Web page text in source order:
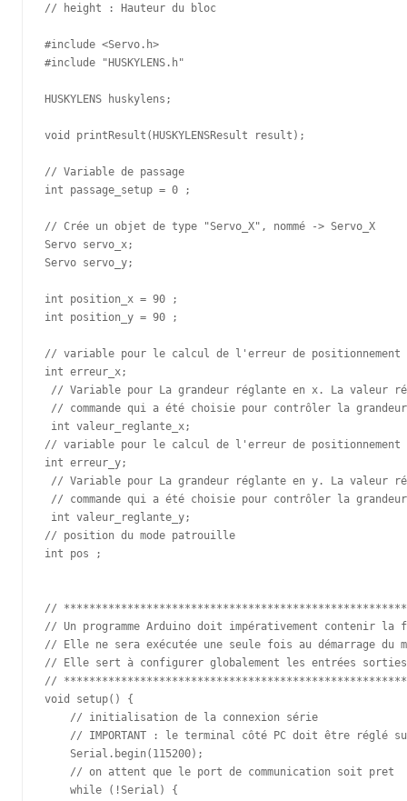
// height : Hauteur du bloc
#include <Servo.h>
#include "HUSKYLENS.h"
HUSKYLENS huskylens;
void printResult(HUSKYLENSResult result);
// Variable de passage
int passage_setup = 0 ;
// Crée un objet de type "Servo_X", nommé -> Servo_X
Servo servo_x;
Servo servo_y;
int position_x = 90 ;
int position_y = 90 ;
// variable pour le calcul de l'erreur de
int erreur_x;
// Variable pour La grandeur réglante en x. La valeur
// commande qui a été choisie pour contrôler la
int valeur_reglante_x;
// variable pour le calcul de l'erreur de
int erreur_y;
// Variable pour La grandeur réglante en y. La valeur
// commande qui a été choisie pour contrôler la
int valeur_reglante_y;
// position du mode patrouille
int pos ;
//
// Un programme Arduino doit impérativement contenir la
// Elle ne sera exécutée une seule fois au démarrage du
// Elle sert à configurer globalement les entrées sorties
//
void setup() {
    // initialisation de la connexion série
// IMPORTANT : le terminal côté PC doit être réglé
    Serial.begin(115200);
    // on attent que le port de communication soit pret
    while (!Serial) {